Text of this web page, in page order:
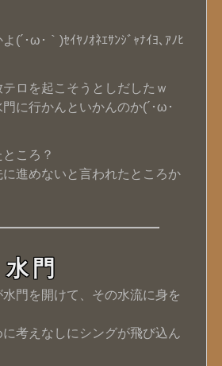
(´･ω･｀)ｾｲﾔﾉｵﾈｴｻﾝｼﾞｬﾅｲﾖ､ｱﾉﾋ
ロを起こそうとしだしたｗ
門に行かんといかんのか(´･ω･
ころ？
進めないと言われたところか
門
門を開けて、その水流に身を
考えなしにシングが飛び込ん